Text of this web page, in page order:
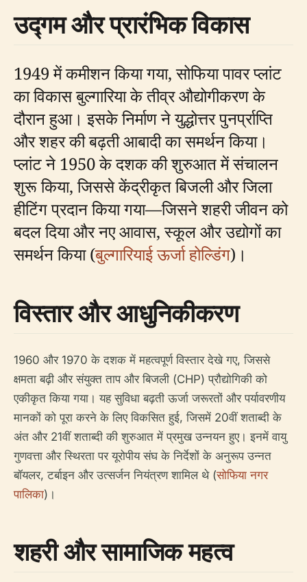
उद्गम और प्रारंभिक विकास
1949 में कमीशन किया गया, सोफिया पावर प्लांट
का विकास बुल्गारिया के तीव्र औद्योगीकरण के
दौरान हुआ। इसके निर्माण ने युद्धोत्तर पुनर्प्राप्ति
और शहर की बढ़ती आबादी का समर्थन किया।
प्लांट ने 1950 के दशक की शुरुआत में संचालन
शुरू किया, जिससे केंद्रीकृत बिजली और जिला
हीटिंग प्रदान किया गया—जिसने शहरी जीवन को
बदल दिया और नए आवास, स्कूल और उद्योगों का
समर्थन किया (बुल्गारियाई ऊर्जा होल्डिंग)।
विस्तार और आधुनिकीकरण
1960 और 1970 के दशक में महत्वपूर्ण विस्तार देखे गए, जिससे
क्षमता बढ़ी और संयुक्त ताप और बिजली (CHP) प्रौद्योगिकी को
एकीकृत किया गया। यह सुविधा बढ़ती ऊर्जा जरूरतों और पर्यावरणीय
मानकों को पूरा करने के लिए विकसित हुई, जिसमें 20वीं शताब्दी के
अंत और 21वीं शताब्दी की शुरुआत में प्रमुख उन्नयन हुए। इनमें वायु
गुणवत्ता और स्थिरता पर यूरोपीय संघ के निर्देशों के अनुरूप उन्नत
बॉयलर, टर्बाइन और उत्सर्जन नियंत्रण शामिल थे (सोफिया नगर
पालिका)।
शहरी और सामाजिक महत्व